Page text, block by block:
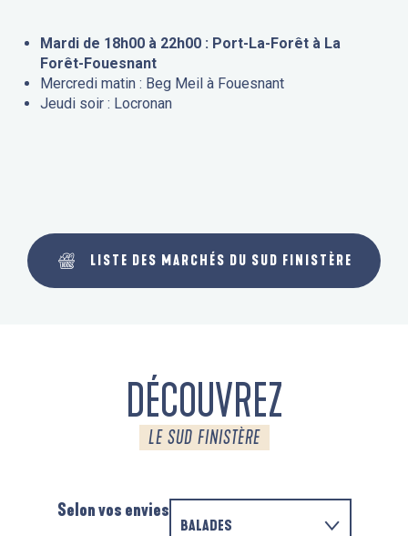
Mardi de 18h00 à 22h00 : Port-La-Forêt à La
Forêt-Fouesnant
Mercredi matin : Beg Meil à Fouesnant
Jeudi soir : Locronan
LISTE DES MARCHÉS DU SUD FINISTÈRE
DÉCOUVREZ
LE SUD FINISTÈRE
Selon vos envies
BALADES